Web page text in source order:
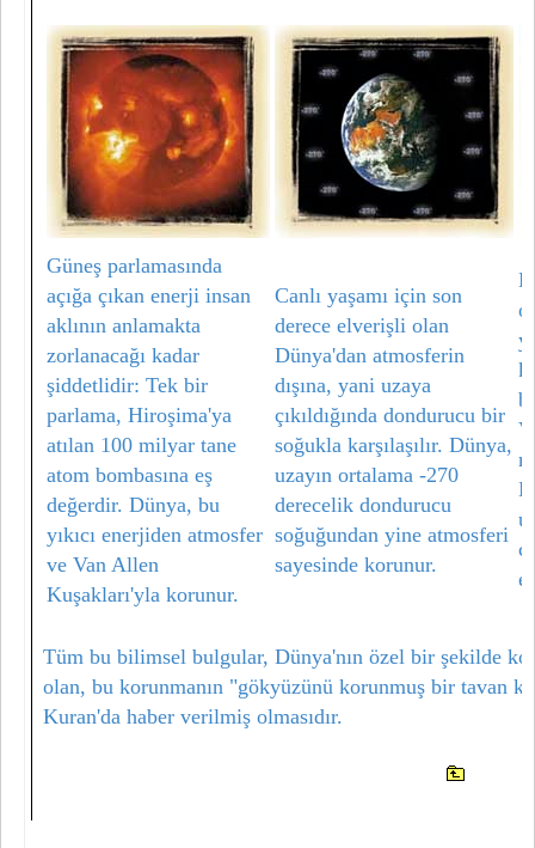
Güneş parlamasında
açığa çıkan enerji insan
aklının anlamakta
zorlanacağı kadar
şiddetlidir: Tek bir
parlama, Hiroşima'ya
atılan 100 milyar tane
atom bombasına eş
değerdir. Dünya, bu
yıkıcı enerjiden atmosfer
ve Van Allen
Kuşakları'yla korunur.
Canlı yaşamı için son
derece elverişli olan
Dünya'dan atmosferin
dışına, yani uzaya
çıkıldığında dondurucu bir
soğukla karşılaşılır. Dünya,
uzayın ortalama -270
derecelik dondurucu
soğuğundan yine atmosferi
sayesinde korunur.
Tüm bu bilimsel bulgular, Dünya'nın özel bir şekilde
olan, bu korunmanın "gökyüzünü korunmuş bir tavan
Kuran'da haber verilmiş olmasıdır.